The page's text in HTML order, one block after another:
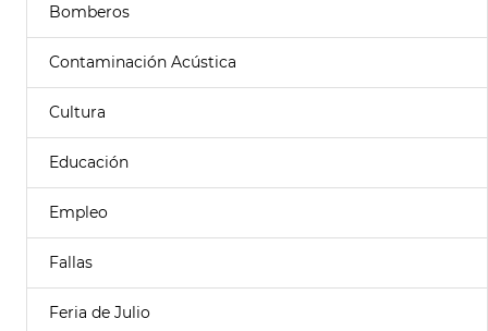
Bomberos
Contaminación Acústica
Cultura
Educación
Empleo
Fallas
Feria de Julio